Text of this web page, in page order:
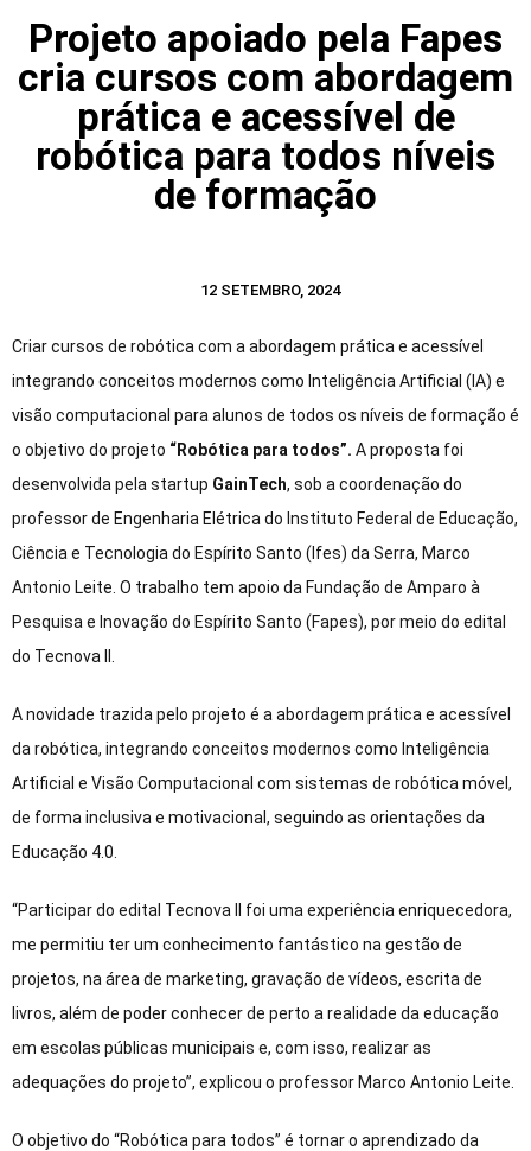
Projeto apoiado pela Fapes
cria cursos com abordagem
prática e acessível de
robótica para todos níveis
de formação
12 SETEMBRO, 2024
Criar cursos de robótica com a abordagem prática e acessível
integrando conceitos modernos como Inteligência Artificial (IA) e
visão computacional para alunos de todos os níveis de formação é
o objetivo do projeto “Robótica para todos”. A proposta foi
desenvolvida pela startup GainTech, sob a coordenação do
professor de Engenharia Elétrica do Instituto Federal de Educação,
Ciência e Tecnologia do Espírito Santo (Ifes) da Serra, Marco
Antonio Leite. O trabalho tem apoio da Fundação de Amparo à
Pesquisa e Inovação do Espírito Santo (Fapes), por meio do edital
do Tecnova II.
A novidade trazida pelo projeto é a abordagem prática e acessível
da robótica, integrando conceitos modernos como Inteligência
Artificial e Visão Computacional com sistemas de robótica móvel,
de forma inclusiva e motivacional, seguindo as orientações da
Educação 4.0.
“Participar do edital Tecnova II foi uma experiência enriquecedora,
me permitiu ter um conhecimento fantástico na gestão de
projetos, na área de marketing, gravação de vídeos, escrita de
livros, além de poder conhecer de perto a realidade da educação
em escolas públicas municipais e, com isso, realizar as
adequações do projeto”, explicou o professor Marco Antonio Leite.
O objetivo do “Robótica para todos” é tornar o aprendizado da